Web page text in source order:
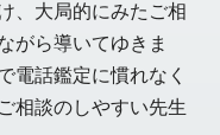
、大局的にみたご相
がら導いてゆきま
電話鑑定に慣れなく
相談のしやすい先生